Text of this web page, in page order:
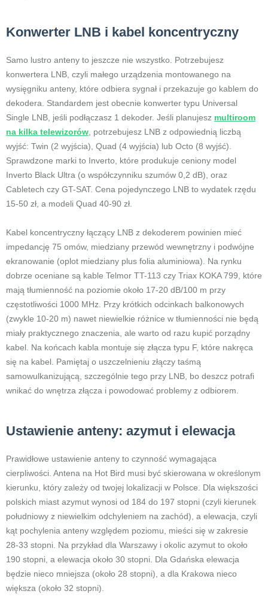
Konwerter LNB i kabel koncentryczny
Samo lustro anteny to jeszcze nie wszystko. Potrzebujesz
konwertera LNB, czyli małego urządzenia montowanego na
wysięgniku anteny, które odbiera sygnał i przekazuje go kablem do
dekodera. Standardem jest obecnie konwerter typu Universal
Single LNB, jeśli podłączasz 1 dekoder. Jeśli planujesz multiroom
na kilka telewizorów , potrzebujesz LNB z odpowiednią liczbą
wyjść: Twin (2 wyjścia), Quad (4 wyjścia) lub Octo (8 wyjść).
Sprawdzone marki to Inverto, które produkuje ceniony model
Inverto Black Ultra (o współczynniku szumów 0,2 dB), oraz
Cabletech czy GT-SAT. Cena pojedynczego LNB to wydatek rzędu
15-50 zł, a modeli Quad 40-90 zł.
Kabel koncentryczny łączący LNB z dekoderem powinien mieć
impedancję 75 omów, miedziany przewód wewnętrzny i podwójne
ekranowanie (oplot miedziany plus folia aluminiowa). Na rynku
dobrze oceniane są kable Telmor TT-113 czy Triax KOKA 799, które
mają tłumienność na poziomie około 17-20 dB/100 m przy
częstotliwości 1000 MHz. Przy krótkich odcinkach balkonowych
(zwykle 10-20 m) nawet niewielkie różnice w tłumienności nie będą
miały praktycznego znaczenia, ale warto od razu kupić porządny
kabel. Na końcach kabla montuje się złącza typu F, które nakręca
się na kabel. Pamiętaj o uszczelnieniu złączy taśmą
samowulkanizującą, szczególnie tego przy LNB, bo deszcz potrafi
wnikać do wnętrza złącza i powodować problemy z odbiorem.
Ustawienie anteny: azymut i elewacja
Prawidłowe ustawienie anteny to czynność wymagająca
cierpliwości. Antena na Hot Bird musi być skierowana w określonym
kierunku, który zależy od twojej lokalizacji w Polsce. Dla większości
polskich miast azymut wynosi od 184 do 197 stopni (czyli kierunek
południowy z niewielkim odchyleniem na zachód), a elewacja, czyli
kąt pochylenia anteny względem poziomu, mieści się w zakresie
28-33 stopni. Na przykład dla Warszawy i okolic azymut to około
190 stopni, a elewacja około 30 stopni. Dla Gdańska elewacja
będzie nieco mniejsza (około 28 stopni), a dla Krakowa nieco
większa (około 32 stopni).